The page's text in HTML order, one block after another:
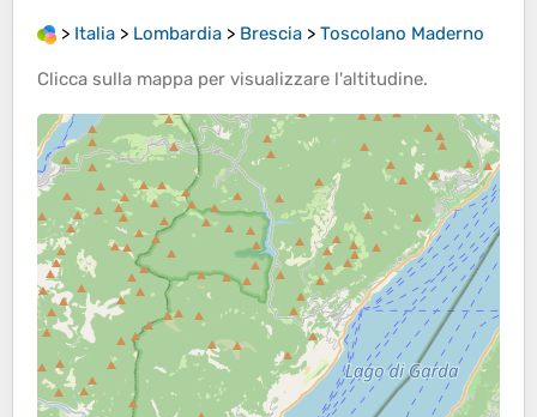
> Italia > Lombardia > Brescia > Toscolano Maderno
Clicca sulla mappa per visualizzare l'altitudine.